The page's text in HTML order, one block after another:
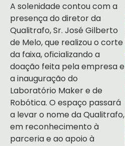
A solenidade contou com a
presença do diretor da
Qualitrafo, Sr. José Gilberto
de Melo, que realizou o corte
da faixa, oficializando a
doação feita pela empresa e
a inauguração do
Laboratório Maker e de
Robótica. O espaço passará
a levar o nome da Qualitrafo,
em reconhecimento à
parceria e ao apoio à